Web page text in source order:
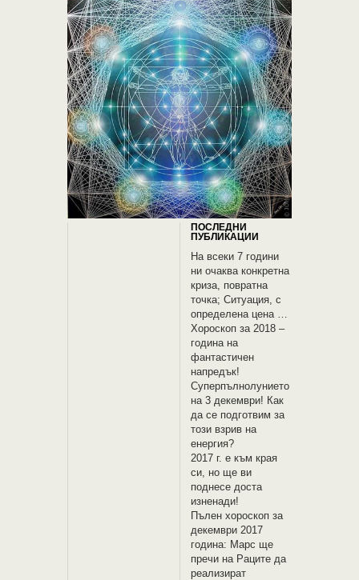
ПОСЛЕДНИ
ПУБЛИКАЦИИ
На всеки 7 години
ни очаква конкретна
криза, повратна
точка; Ситуация, с
определена цена …
Хороскоп за 2018 –
година на
фантастичен
напредък!
Суперпълнолунието
на 3 декември! Как
да се подготвим за
този взрив на
енергия?
2017 г. е към края
си, но ще ви
поднесе доста
изненади!
Пълен хороскоп за
декември 2017
година: Марс ще
пречи на Раците да
реализират